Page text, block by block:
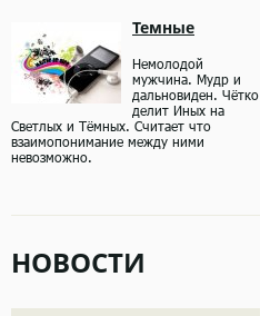
Темные
Немолодой
мужчина. Мудр и
дальновиден. Чётко
делит Иных на
Светлых и Тёмных. Считает что
взаимопонимание между ними
невозможно.
НОВОСТИ